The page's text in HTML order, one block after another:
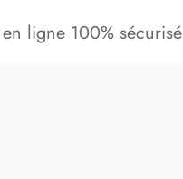
en ligne 100% sécurisé